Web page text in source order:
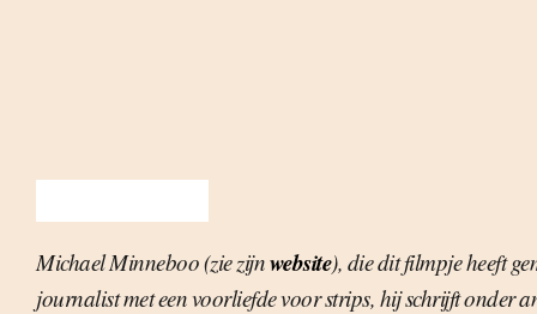
Michael Minneboo (zie zijnwebsite), die dit filmpje heeft
journalist met een voorliefde voor strips, hij schrijft onder